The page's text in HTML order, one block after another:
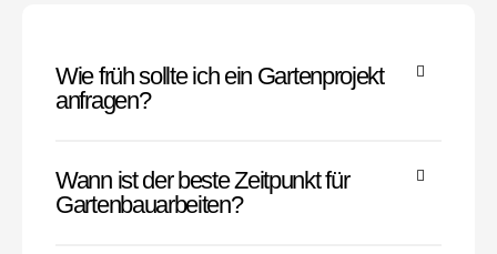
Wie früh sollte ich ein Gartenprojekt
anfragen?
Wann ist der beste Zeitpunkt für
Gartenbauarbeiten?